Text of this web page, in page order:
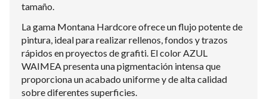
tamaño.
La gama Montana Hardcore ofrece un flujo potente de
pintura, ideal para realizar rellenos, fondos y trazos
rápidos en proyectos de grafiti. El color AZUL
WAIMEA presenta una pigmentación intensa que
proporciona un acabado uniforme y de alta calidad
sobre diferentes superficies.